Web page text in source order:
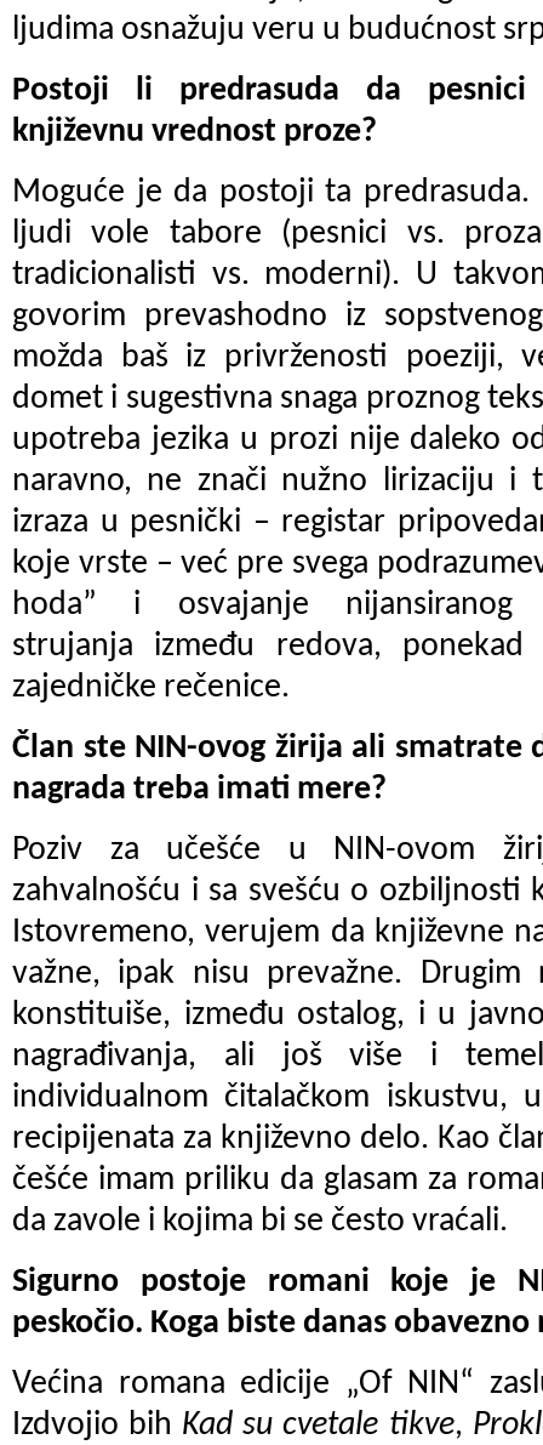
ljudima osnažuju veru u budućnost
Postoji li predrasuda da pesnici
književnu vrednost proze?
Moguće je da postoji ta
ljudi vole tabore (pesnici vs.
tradicionalisti vs. moderni). U
govorim prevashodno iz
možda baš iz privrženosti poeziji,
domet i sugestivna snaga proznog
upotreba jezika u prozi nije daleko
naravno, ne znači nužno lirizaciju i
izraza u pesnički – registar
koje vrste – već pre svega
hoda” i osvajanje nijansiranog
strujanja između redova,
zajedničke rečenice.
Član ste NIN-ovog žirija ali smatrate
nagrada treba imati mere?
Poziv za učešće u NIN-ovom
zahvalnošću i sa svešću o ozbiljnosti
Istovremeno, verujem da književne
važne, ipak nisu prevažne. Drugim
konstituiše, između ostalog, i u
nagrađivanja, ali još više i
individualnom čitalačkom iskustvu,
recipijenata za književno delo. Kao
češće imam priliku da glasam za
da zavole i kojima bi se često vraćali.
Sigurno postoje romani koje je
peskočio. Koga biste danas obavezno
Većina romana edicije „Of NIN“
Izdvojio bih Kad su cvetale tikve,